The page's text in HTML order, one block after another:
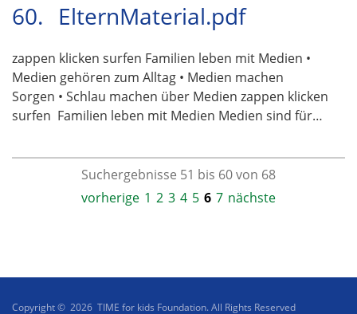
60. ElternMaterial.pdf
zappen klicken surfen Familien leben mit Medien •
Medien gehören zum Alltag • Medien machen
Sorgen • Schlau machen über Medien zappen klicken
surfen  Familien leben mit Medien Medien sind für…
Suchergebnisse 51 bis 60 von 68
vorherige 1 2 3 4 5 6 7 nächste
Copyright © 2026 TIME for kids Foundation. All Rights Reserved